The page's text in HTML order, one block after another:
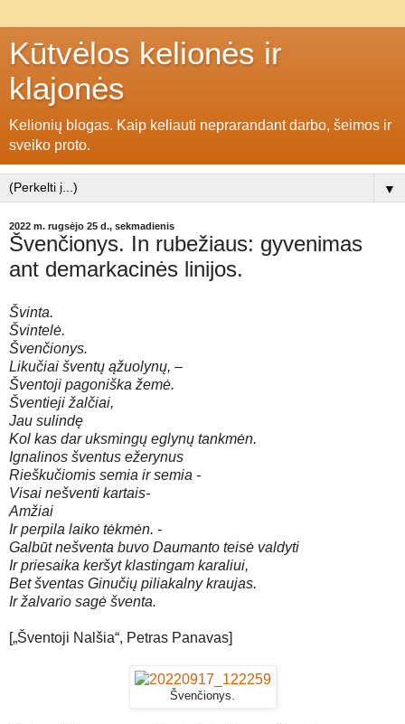
Kūtvėlos kelionės ir
klajonės
Kelionių blogas. Kaip keliauti neprarandant darbo, šeimos ir
sveiko proto.
▼
2022 m. rugsėjo 25 d., sekmadienis
Švenčionys. In rubežiaus: gyvenimas
ant demarkacinės linijos.
Švinta.
Švintelė.
Švenčionys.
Likučiai šventų ąžuolynų, –
Šventoji pagoniška žemė.
Šventieji žalčiai,
Jau sulindę
Kol kas dar uksmingų eglynų tankmėn.
Ignalinos šventus ežerynus
Rieškučiomis semia ir semia -
Visai nešventi kartais-
Amžiai
Ir perpila laiko tėkmėn. -
Galbūt nešventa buvo Daumanto teisė valdyti
Ir priesaika keršyt klastingam karaliui,
Bet šventas Ginučių piliakalny kraujas.
Ir žalvario sagė šventa.
[„Šventoji Nalšia“, Petras Panavas]
Švenčionys.